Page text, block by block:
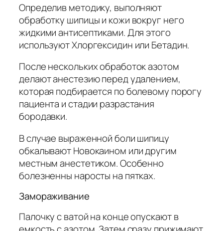
Определив методику, выполняют
обработку шипицы и кожи вокруг него
жидкими антисептиками. Для этого
используют Хлоргексидин или Бетадин.
После нескольких обработок азотом
делают анестезию перед удалением,
которая подбирается по болевому порогу
пациента и стадии разрастания
бородавки.
В случае выраженной боли шипицу
обкалывают Новокаином или другим
местным анестетиком. Особенно
болезненны наросты на пятках.
Замораживание
Палочку с ватой на конце опускают в